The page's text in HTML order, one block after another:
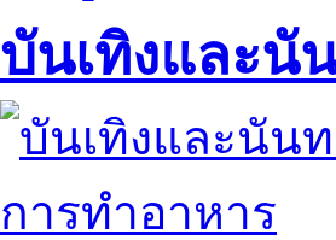
บันเทิงและนั
การทำอาหาร